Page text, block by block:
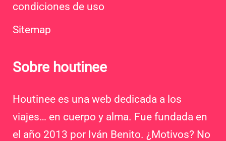
condiciones de uso
Sitemap
Sobre houtinee
Houtinee es una web dedicada a los
viajes… en cuerpo y alma. Fue fundada en
el año 2013 por Iván Benito. ¿Motivos? No